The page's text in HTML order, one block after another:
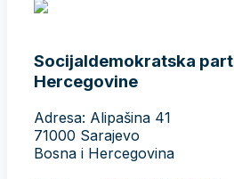
Socijaldemokratska
Hercegovine
Adresa: Alipašina 41
71000 Sarajevo
Bosna i Hercegovina